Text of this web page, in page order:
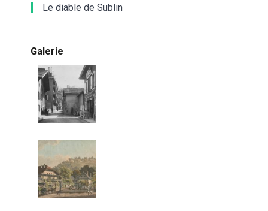
Le diable de Sublin
Galerie